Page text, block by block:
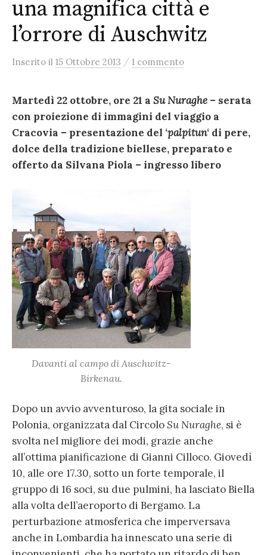
una magnifica città e
l’orrore di Auschwitz
Inserito il 15 Ottobre 2013 / 1 commento
Martedì 22 ottobre, ore 21 a Su Nuraghe – serata
con proiezione di immagini del viaggio a
Cracovia – presentazione del ‘palpitun‘ di pere,
dolce della tradizione biellese, preparato e
offerto da Silvana Piola – ingresso libero
Davanti al campo di Auschwitz-
Birkenau.
Dopo un avvio avventuroso, la gita sociale in
Polonia, organizzata dal CircoloSu Nuraghe, si è
svolta nel migliore dei modi, grazie anche
all’ottima pianificazione di Gianni Cilloco. Giovedì
10, alle ore 17.30, sotto un forte temporale, il
gruppo di 16 soci, su due pulmini, ha lasciato Biella
alla volta dell’aeroporto di Bergamo. La
perturbazione atmosferica che imperversava
anche in Lombardia ha innescato una serie di